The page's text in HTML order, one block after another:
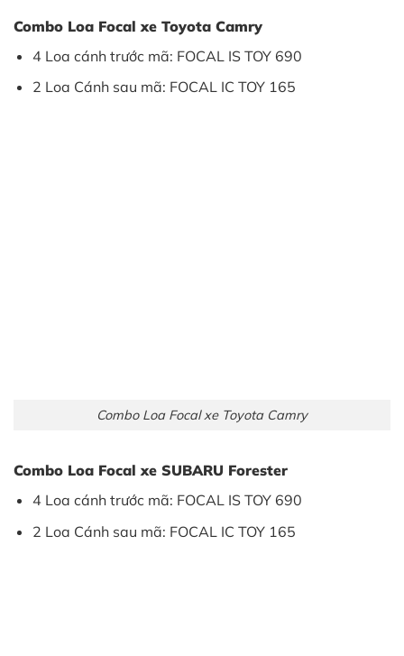
Combo Loa Focal xe Toyota Camry
4 Loa cánh trước mã: FOCAL IS TOY 690
2 Loa Cánh sau mã: FOCAL IC TOY 165
Combo Loa Focal xe Toyota Camry
Combo Loa Focal xe SUBARU Forester
4 Loa cánh trước mã: FOCAL IS TOY 690
2 Loa Cánh sau mã: FOCAL IC TOY 165